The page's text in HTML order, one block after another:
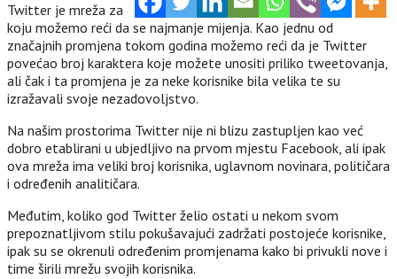
Twitter je mreža za
koju možemo reći da se najmanje mijenja. Kao jednu od
značajnih promjena tokom godina možemo reći da je Twitter
povećao broj karaktera koje možete unositi priliko tweetovanja,
ali čak i ta promjena je za neke korisnike bila velika te su
izražavali svoje nezadovoljstvo.
Na našim prostorima Twitter nije ni blizu zastupljen kao već
dobro etablirani u ubjedljivo na prvom mjestu Facebook, ali ipak
ova mreža ima veliki broj korisnika, uglavnom novinara, političara
i određenih analitičara.
Međutim, koliko god Twitter želio ostati u nekom svom
prepoznatljivom stilu pokušavajući zadržati postojeće korisnike,
ipak su se okrenuli određenim promjenama kako bi privukli nove i
time širili mrežu svojih korisnika.